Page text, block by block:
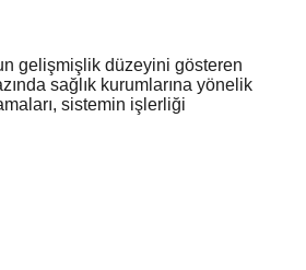
gelişmişlik düzeyini gösteren
sağlık kurumlarına yönelik
sistemin işlerliği